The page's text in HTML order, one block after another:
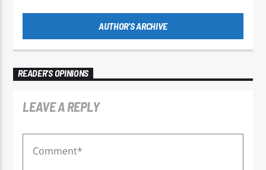
AUTHOR'S ARCHIVE
READER'S OPINIONS
LEAVE A REPLY